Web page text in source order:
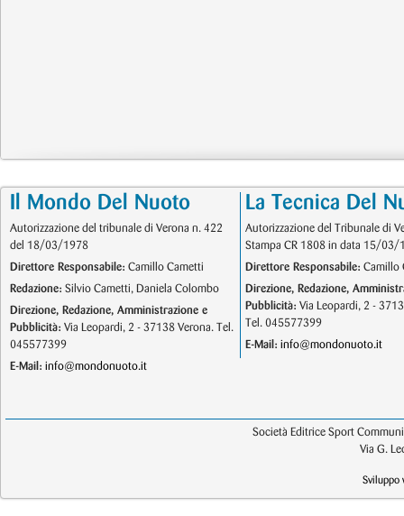
Il Mondo Del Nuoto
Autorizzazione del tribunale di Verona n. 422
del 18/03/1978
Direttore Responsabile: Camillo Cametti
Redazione: Silvio Cametti, Daniela Colombo
Direzione, Redazione, Amministrazione e
Pubblicità: Via Leopardi, 2 - 37138 Verona. Tel.
045577399
E-Mail: info@mondonuoto.it
La Tecnica Del
Autorizzazione del Tribunale di
Stampa CR 1808 in data 15/03/
Direttore Responsabile: Camillo
Direzione, Redazione,
Pubblicità: Via Leopardi, 2 -
Tel. 045577399
E-Mail: info@mondonuoto.it
Società Editrice Sport
Via G.
Sviluppo